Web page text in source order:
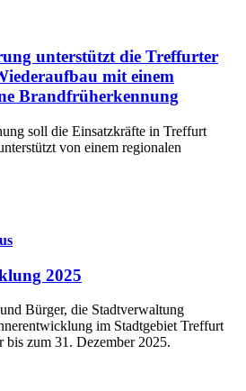
unterstützt die Treffurter
mit einem
Brandfrüherkennung
soll die Einsatzkräfte in Treffurt
von einem regionalen
2025
Bürger, die Stadtverwaltung
im Stadtgebiet Treffurt
bis zum 31. Dezember 2025.